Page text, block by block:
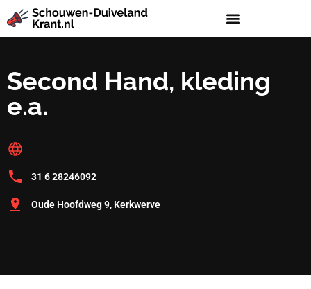
Second Hand, kleding
e.a.
31 6 28246092
Oude Hoofdweg 9, Kerkwerve